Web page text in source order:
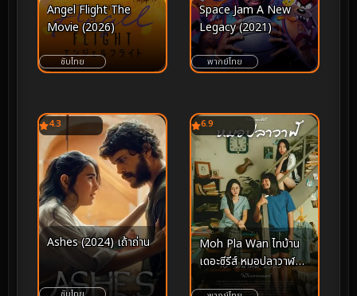
Angel Flight The
Movie (2026)
ซับไทย
Space Jam A New
Legacy (2021)
พากย์ไทย
4.3
Ashes (2024) เถ้าถ่าน
6.9
Moh Pla Wan ไทบ้าน
เดอะซีรีส์ หมอปลาวาฬ
(2022)